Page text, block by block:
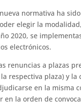
normativa ha
elegir la
2020, se
electrónicos.
renuncias a plazas
respectiva plaza) y la
en la misma
en la orden de